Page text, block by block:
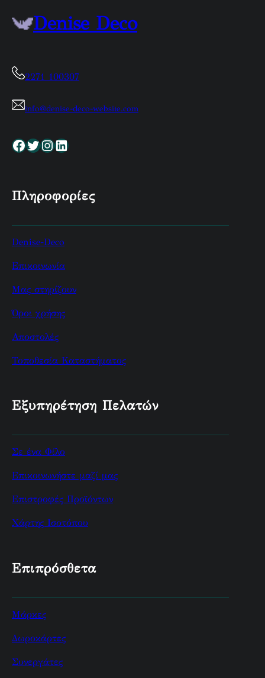
Denise Deco
2271 100307
info@denise-deco-website.com
Facebook Twitter InstagramLinkedin
Πληροφορίες
Denise-Deco
Επικοινωνία
Μας στηρίζουν
Όροι χρήσης
Αποστολές
Τοποθεσία Καταστήματος
Εξυπηρέτηση Πελατών
Σε ένα Φίλο
Επικοινωνήστε μαζί μας
Επιστροφές Προϊόντων
Χάρτης Ισοτόπου
Επιπρόσθετα
Μάρκες
Δωροκάρτες
Συνεργάτες